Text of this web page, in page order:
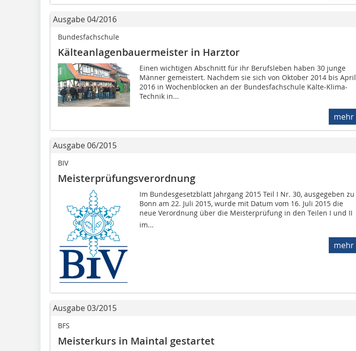
Ausgabe 04/2016
Bundesfachschule
Kälteanlagenbauermeister in Harztor
Einen wichtigen Abschnitt für ihr Berufsleben haben 30 junge
Männer gemeistert. Nachdem sie sich von Oktober 2014 bis April
2016 in Wochenblöcken an der Bundesfachschule Kälte-Klima-
Technik in...
mehr
Ausgabe 06/2015
BIV
Meisterprüfungsverordnung
Im Bundesgesetzblatt Jahrgang 2015 Teil I Nr. 30, ausgegeben zu
Bonn am 22. Juli 2015, wurde mit Datum vom 16. Juli 2015 die
neue Verordnung über die Meisterprüfung in den Teilen I und II
im...
mehr
Ausgabe 03/2015
BFS
Meisterkurs in Maintal gestartet